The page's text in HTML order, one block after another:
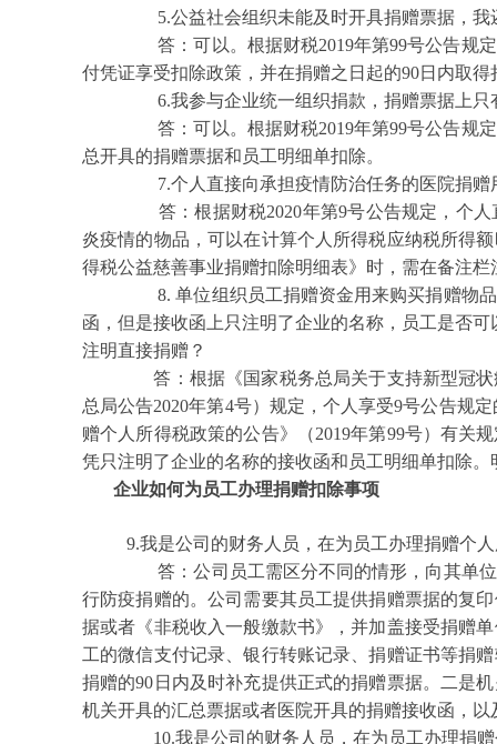
5.公益社会组织未能及时开具捐赠票据，我
答：可以。根据财税2019年第99号公告规定
付凭证享受扣除政策，并在捐赠之日起的90日内取得
6.我参与企业统一组织捐款，捐赠票据上只
答：可以。根据财税2019年第99号公告规定
总开具的捐赠票据和员工明细单扣除。
7.个人直接向承担疫情防治任务的医院捐赠
答：根据财税2020年第9号公告规定，个人
炎疫情的物品，可以在计算个人所得税应纳税所得
得税公益慈善事业捐赠扣除明细表》时，需在备注栏
8. 单位组织员工捐赠资金用来购买捐赠物品
函，但是接收函上只注明了企业的名称，员工是否
注明直接捐赠？
答：根据《国家税务总局关于支持新型冠状
总局公告2020年第4号）规定，个人享受9号公告规
赠个人所得税政策的公告》（2019年第99号）有关
凭只注明了企业的名称的接收函和员工明细单扣除
企业如何为员工办理捐赠扣除事项
9.我是公司的财务人员，在为员工办理捐赠个人
答：公司员工需区分不同的情形，向其单位
行防疫捐赠的。公司需要其员工提供捐赠票据的复
据或者《非税收入一般缴款书》，并加盖接受捐赠
工的微信支付记录、银行转账记录、捐赠证书等捐
捐赠的90日内及时补充提供正式的捐赠票据。二是
机关开具的汇总票据或者医院开具的捐赠接收函，
10.我是公司的财务人员，在为员工办理捐赠